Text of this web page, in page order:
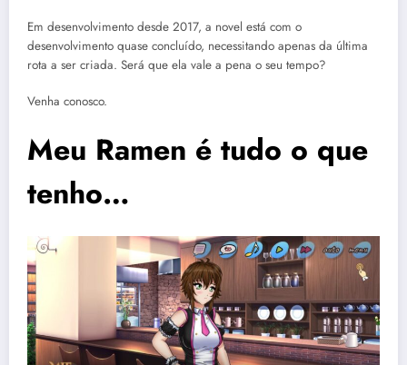
Em desenvolvimento desde 2017, a novel está com o
desenvolvimento quase concluído, necessitando apenas da última
rota a ser criada. Será que ela vale a pena o seu tempo?
Venha conosco.
Meu Ramen é tudo o que
tenho…